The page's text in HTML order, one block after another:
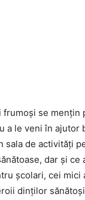
se
a le veni în
sala de activități
dar și
școlari, cei
dinților